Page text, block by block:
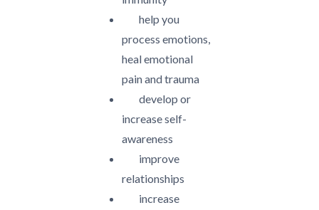
help you
process emotions,
heal emotional
pain and trauma
develop or
increase self-
awareness
improve
relationships
increase